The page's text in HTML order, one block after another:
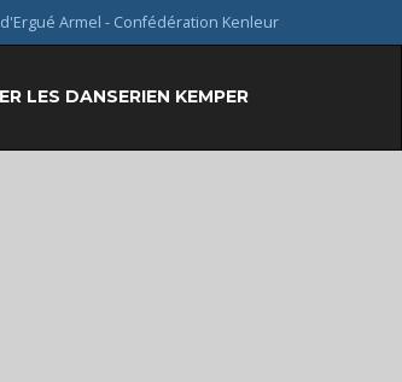
Armel - Confédération Kenleur
LES DANSERIEN KEMPER